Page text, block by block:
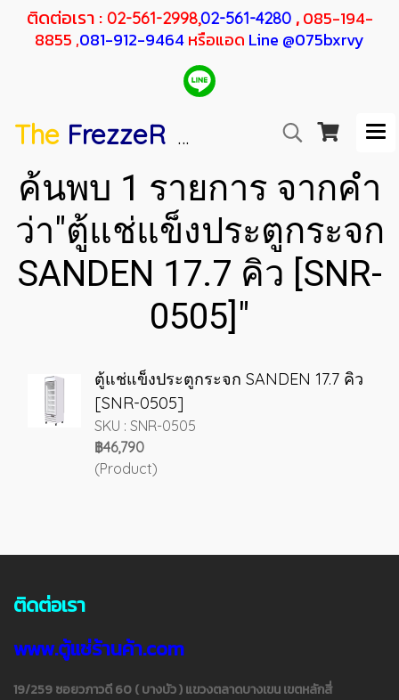
ติดต่อเรา : 02-561-2998,02-561-4280 ,085-194-
8855 ,081-912-9464หรือแอด Line @075bxrvy
The FrezzeR SANDEN F RESHER
ค้นพบ 1 รายการ จากคำ
ว่า"ตู้แช่แข็งประตูกระจก
SANDEN 17.7 คิว [SNR-
0505]"
ตู้แช่แข็งประตูกระจก SANDEN 17.7 คิว
[SNR-0505]
SKU : SNR-0505
฿46,790
(Product)
ติดต่อเรา
www.ตู้แช่ร้านค้า.com
19/259 ซอยวภาวดี 60 ( บางบัว ) แขวงตลาดบางเขน เขตหลักสี่